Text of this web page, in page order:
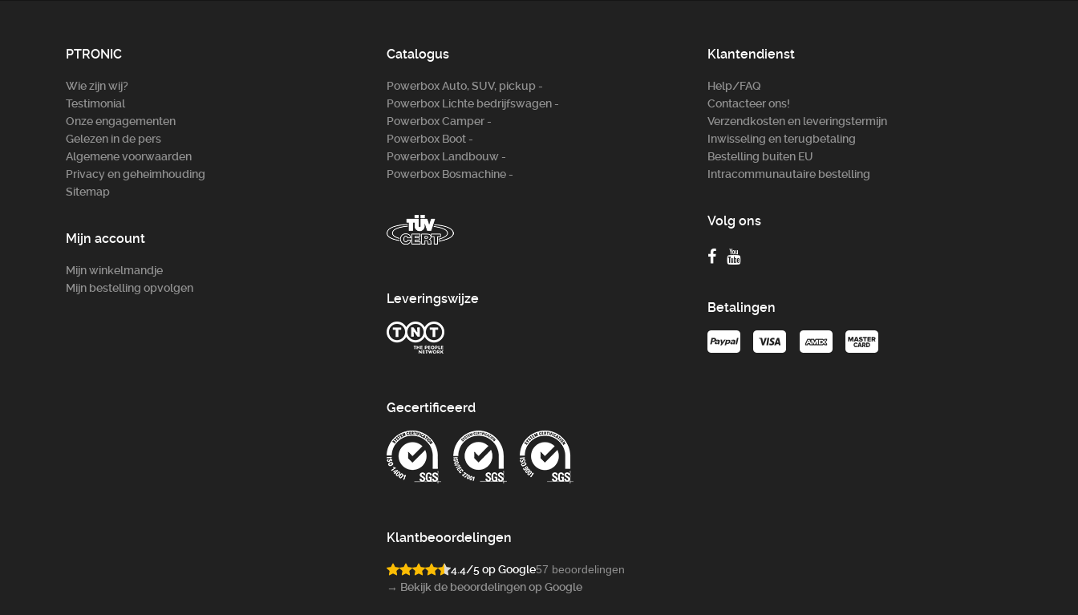
PTRONIC
Wie zijn wij?
Testimonial
Onze engagementen
Gelezen in de pers
Algemene voorwaarden
Privacy en geheimhouding
Sitemap
Mijn account
Mijn winkelmandje
Mijn bestelling opvolgen
Catalogus
Powerbox Auto, SUV, pickup -
Powerbox Lichte bedrijfswagen -
Powerbox Camper -
Powerbox Boot -
Powerbox Landbouw -
Powerbox Bosm­achine -
Leveringswijze
Gecertificeerd
Klantbeoordelingen
4.4/5 op Google57 beoordelingen
→ Bekijk de beoordelingen op Google
Klantendienst
Help/FAQ
Contacteer ons!
Verzendkosten en leveringstermijn
Inwisseling en terugbetaling
Bestelling buiten EU
Intracommunautaire bestelling
Volg ons
Betalingen